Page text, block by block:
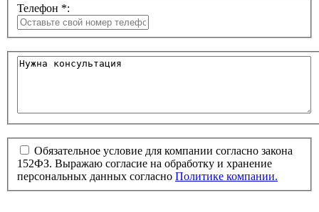
Телефон *:
Обязательное условие для компании согласно закона
152ФЗ. Выражаю согласие на обработку и хранение
персональных данных согласно Политике компании.